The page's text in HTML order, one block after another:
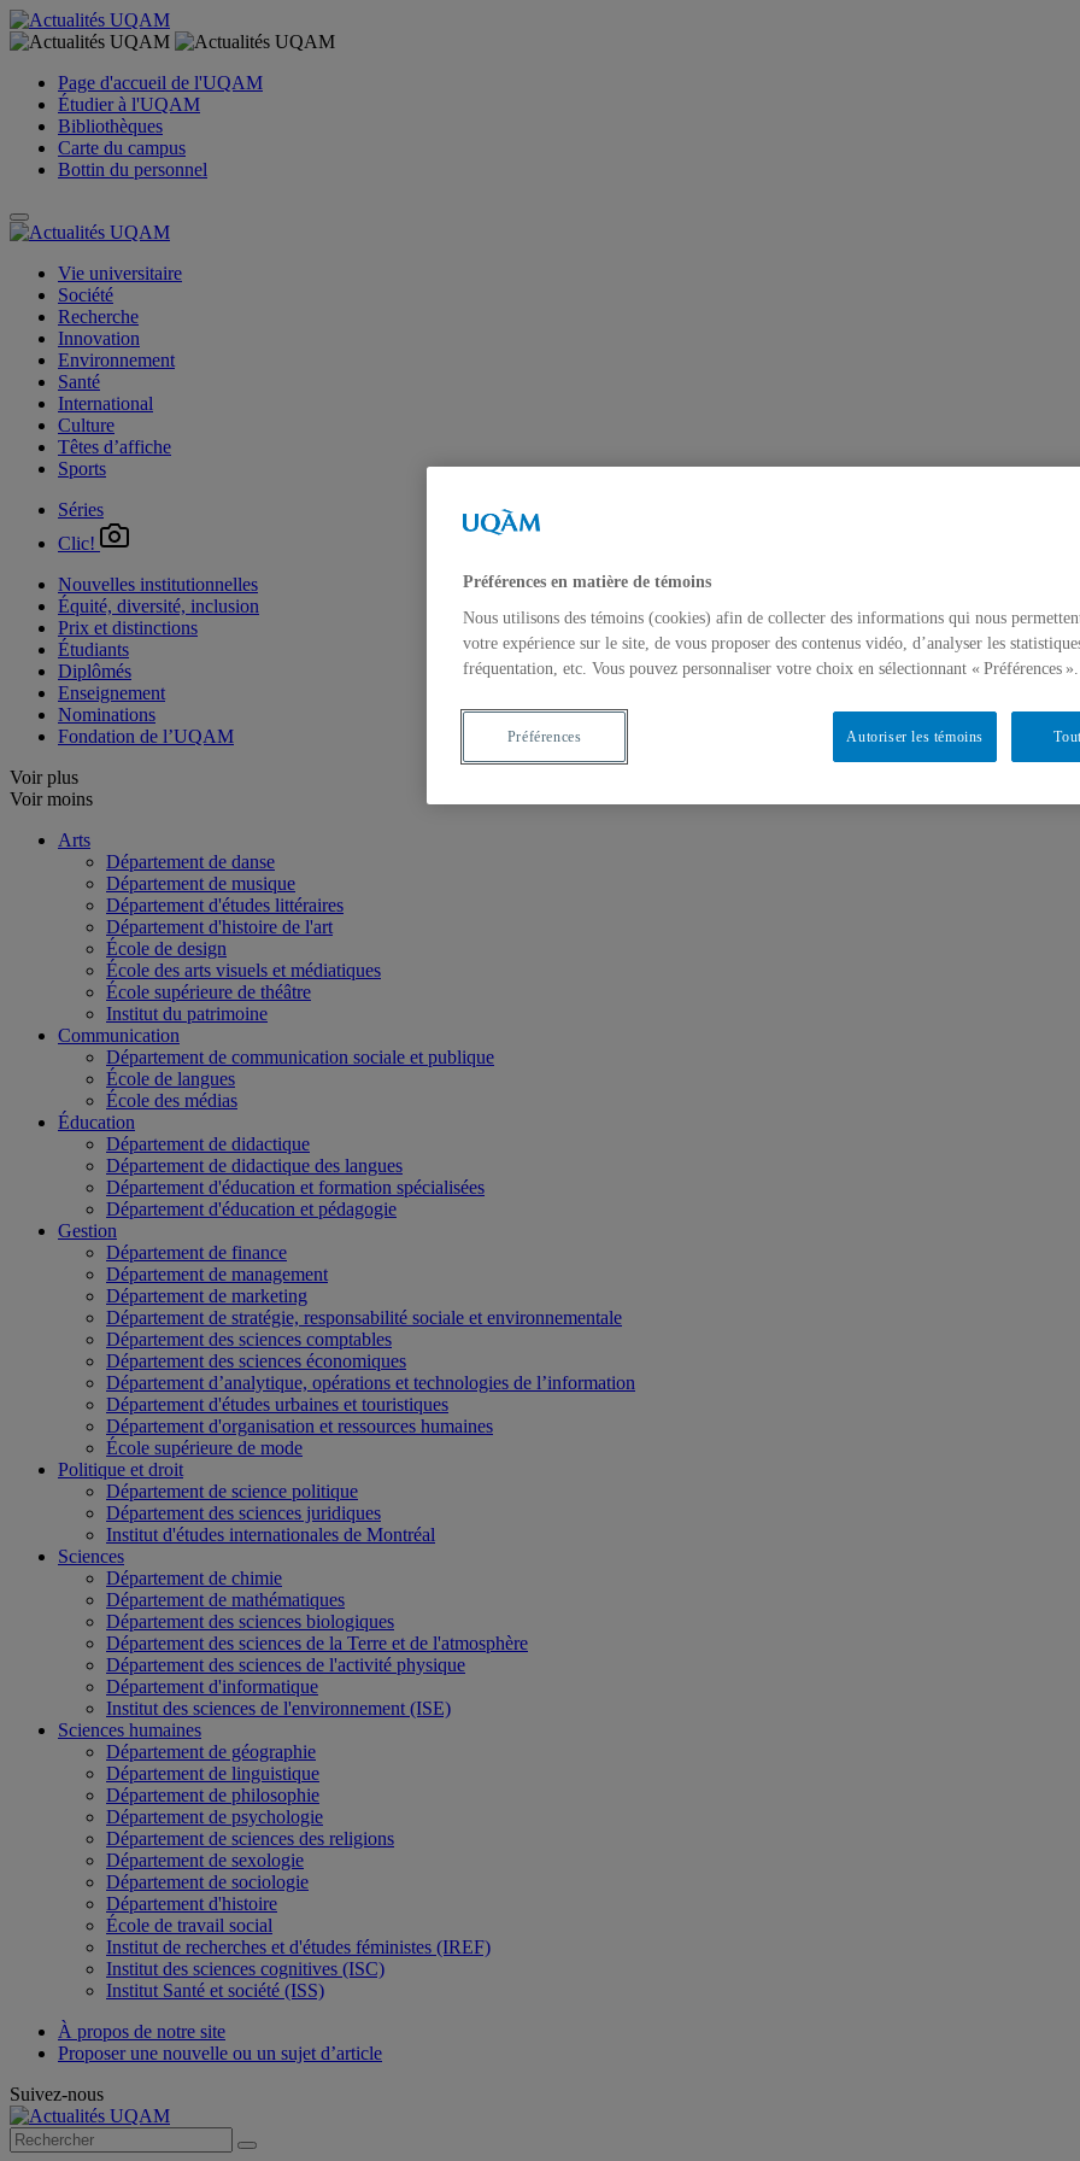
Page d'accueil de l'UQAM
Étudier à l'UQAM
Bibliothèques
Carte du campus
Bottin du personnel
Vie universitaire
Société
Recherche
Innovation
Environnement
Santé
International
Culture
Têtes d’affiche
Sports
Séries
Clic!
Nouvelles institutionnelles
Équité, diversité, inclusion
Prix et distinctions
Étudiants
Diplômés
Enseignement
Nominations
Fondation de l’UQAM
Voir plus
Voir moins
Arts
Département de danse
Département de musique
Département d'études littéraires
Département d'histoire de l'art
École de design
École des arts visuels et médiatiques
École supérieure de théâtre
Institut du patrimoine
Communication
Département de communication sociale et publique
École de langues
École des médias
Éducation
Département de didactique
Département de didactique des langues
Département d'éducation et formation spécialisées
Département d'éducation et pédagogie
Gestion
Département de finance
Département de management
Département de marketing
Département de stratégie, responsabilité sociale et environnementale
Département des sciences comptables
Département des sciences économiques
Département d’analytique, opérations et technologies de l’information
Département d'études urbaines et touristiques
Département d'organisation et ressources humaines
École supérieure de mode
Politique et droit
Département de science politique
Département des sciences juridiques
Institut d'études internationales de Montréal
Sciences
Département de chimie
Département de mathématiques
Département des sciences biologiques
Département des sciences de la Terre et de l'atmosphère
Département des sciences de l'activité physique
Département d'informatique
Institut des sciences de l'environnement (ISE)
Sciences humaines
Département de géographie
Département de linguistique
Département de philosophie
Département de psychologie
Département de sciences des religions
Département de sexologie
Département de sociologie
Département d'histoire
École de travail social
Institut de recherches et d'études féministes (IREF)
Institut des sciences cognitives (ISC)
Institut Santé et société (ISS)
À propos de notre site
Proposer une nouvelle ou un sujet d’article
Suivez-nous
Préférences en matière de témoins
Nous utilisons des témoins (cookies) afin de collecter des informations qui nous
votre expérience sur le site, de vous proposer des contenus vidéo, d’analyser les
fréquentation, etc. Vous pouvez personnaliser votre choix en sélectionnant « Préférences ».
Autoriser les témoins
Préférences